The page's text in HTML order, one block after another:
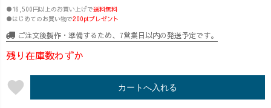
●16,500円以上のお買い上げで送料無料
●はじめてのお買い物で200ptプレゼント
ご注文後製作・準備するため、7営業日以内の発送予定です。
残り在庫数わずか
favorite カートへ入れる